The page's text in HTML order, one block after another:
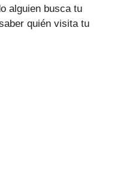
alguien busca tu
quién visita tu